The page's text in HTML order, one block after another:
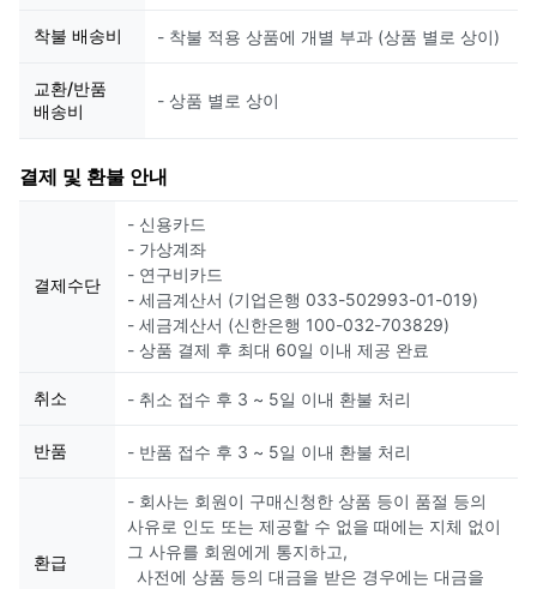
착불 배송비 - 착불 적용 상품에 개별 부과 (상품 별로 상이)
교환/반품
배송비
- 상품 별로 상이
결제 및 환불 안내
결제수단
- 신용카드
- 가상계좌
- 연구비카드
- 세금계산서 (기업은행 033-502993-01-019)
- 세금계산서 (신한은행 100-032-703829)
- 상품 결제 후 최대 60일 이내 제공 완료
취소 - 취소 접수 후 3 ~ 5일 이내 환불 처리
반품 - 반품 접수 후 3 ~ 5일 이내 환불 처리
환급
- 회사는 회원이 구매신청한 상품 등이 품절 등의
사유로 인도 또는 제공할 수 없을 때에는 지체 없이
그 사유를 회원에게 통지하고,
사전에 상품 등의 대금을 받은 경우에는 대금을